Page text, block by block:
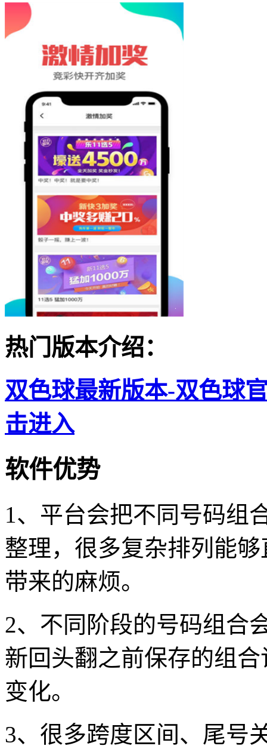
热门版本介绍：
双色球最新版本-双色球
击进入
软件优势
1、平台会把不同号码组
整理，很多复杂排列能
带来的麻烦。
2、不同阶段的号码组合
新回头翻之前保存的组
变化。
3、很多跨度区间、尾号